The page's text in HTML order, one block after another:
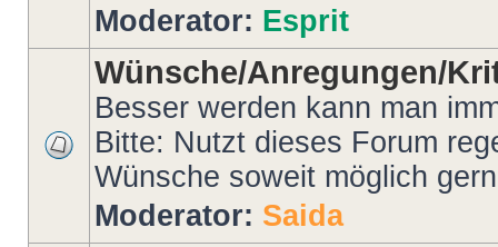
Moderator: Esprit
Wünsche/Anregungen/
Besser werden kann man
Bitte: Nutzt dieses Forum
Wünsche soweit möglich
Moderator: Saida